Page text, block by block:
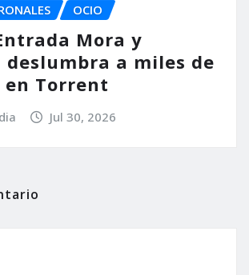
OCIO
Mora y
a miles de
en Torrent
Jul 30, 2026